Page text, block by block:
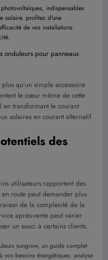
onduleurs pour panneaux
qu’un simple accessoire
le cœur même de cette
transformant le courant
solaires en courant alternatif
des
utilisateurs rapportent des
route peut demander plus
de la complexité de la
après-vente peut varier
un souci à certains clients.